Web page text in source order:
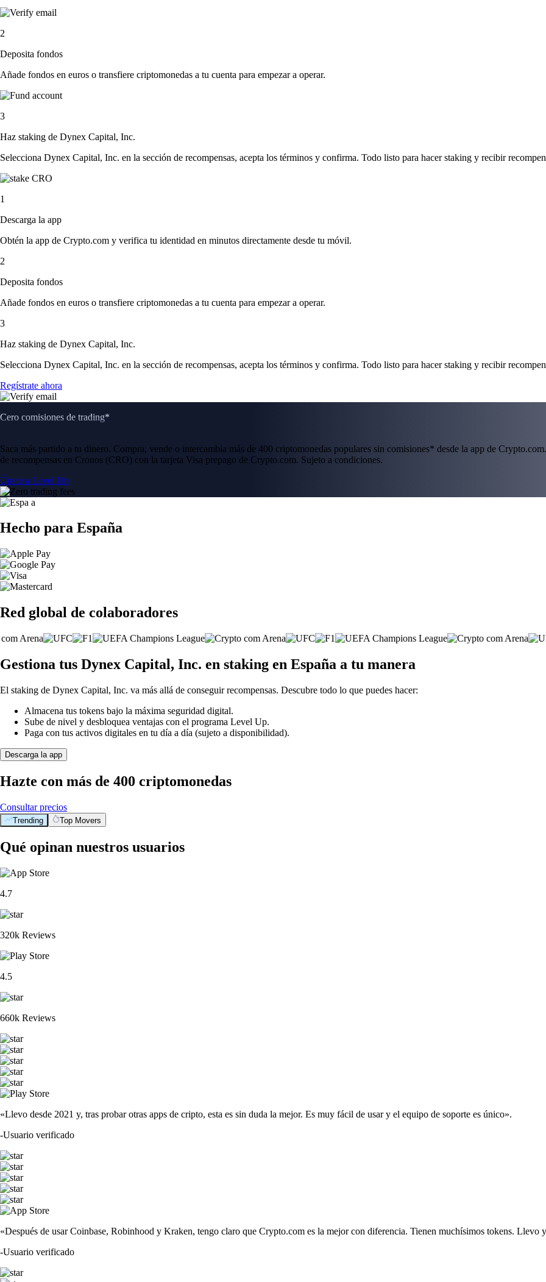
2
Deposita fondos
Añade fondos en euros o transfiere criptomonedas a tu cuenta para empezar a operar.
3
Haz staking de Dynex Capital, Inc.
Selecciona Dynex Capital, Inc. en la sección de recompensas, acepta los términos y confirma. Todo listo para hacer staking y recibir
1
Descarga la app
Obtén la app de Crypto.com y verifica tu identidad en minutos directamente desde tu móvil.
2
Deposita fondos
Añade fondos en euros o transfiere criptomonedas a tu cuenta para empezar a operar.
3
Haz staking de Dynex Capital, Inc.
Selecciona Dynex Capital, Inc. en la sección de recompensas, acepta los términos y confirma. Todo listo para hacer staking y recibir
Regístrate ahora
Cero comisiones de trading*
Saca más partido a tu dinero. Compra, vende o intercambia más de 400 criptomonedas populares sin comisiones* desde la app de
de recompensas en Cronos (CRO) con la tarjeta Visa prepago de Crypto.com. Sujeto a condiciones.
Únete a Level Up
Hecho para España
Red global de colaboradores
Gestiona tus Dynex Capital, Inc. en staking en España a tu manera
El staking de Dynex Capital, Inc. va más allá de conseguir recompensas. Descubre todo lo que puedes hacer:
Almacena tus tokens bajo la máxima seguridad digital.
Sube de nivel y desbloquea ventajas con el programa Level Up.
Paga con tus activos digitales en tu día a día (sujeto a disponibilidad).
Descarga la app
Hazte con más de 400 criptomonedas
Consultar precios
Trending Top Movers
Qué opinan nuestros usuarios
4.7
320k Reviews
4.5
660k Reviews
«Llevo desde 2021 y, tras probar otras apps de cripto, esta es sin duda la mejor. Es muy fácil de usar y el equipo de soporte es único».
-Usuario verificado
«Después de usar Coinbase, Robinhood y Kraken, tengo claro que Crypto.com es la mejor con diferencia. Tienen muchísimos tokens.
-Usuario verificado